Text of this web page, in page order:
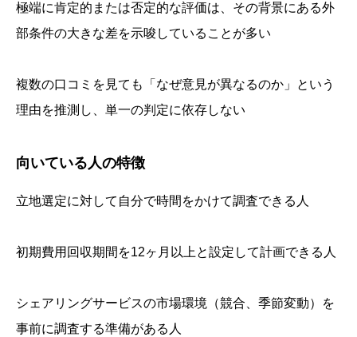
極端に肯定的または否定的な評価は、その背景にある外
部条件の大きな差を示唆していることが多い
複数の口コミを見ても「なぜ意見が異なるのか」という
理由を推測し、単一の判定に依存しない
向いている人の特徴
立地選定に対して自分で時間をかけて調査できる人
初期費用回収期間を12ヶ月以上と設定して計画できる人
シェアリングサービスの市場環境（競合、季節変動）を
事前に調査する準備がある人